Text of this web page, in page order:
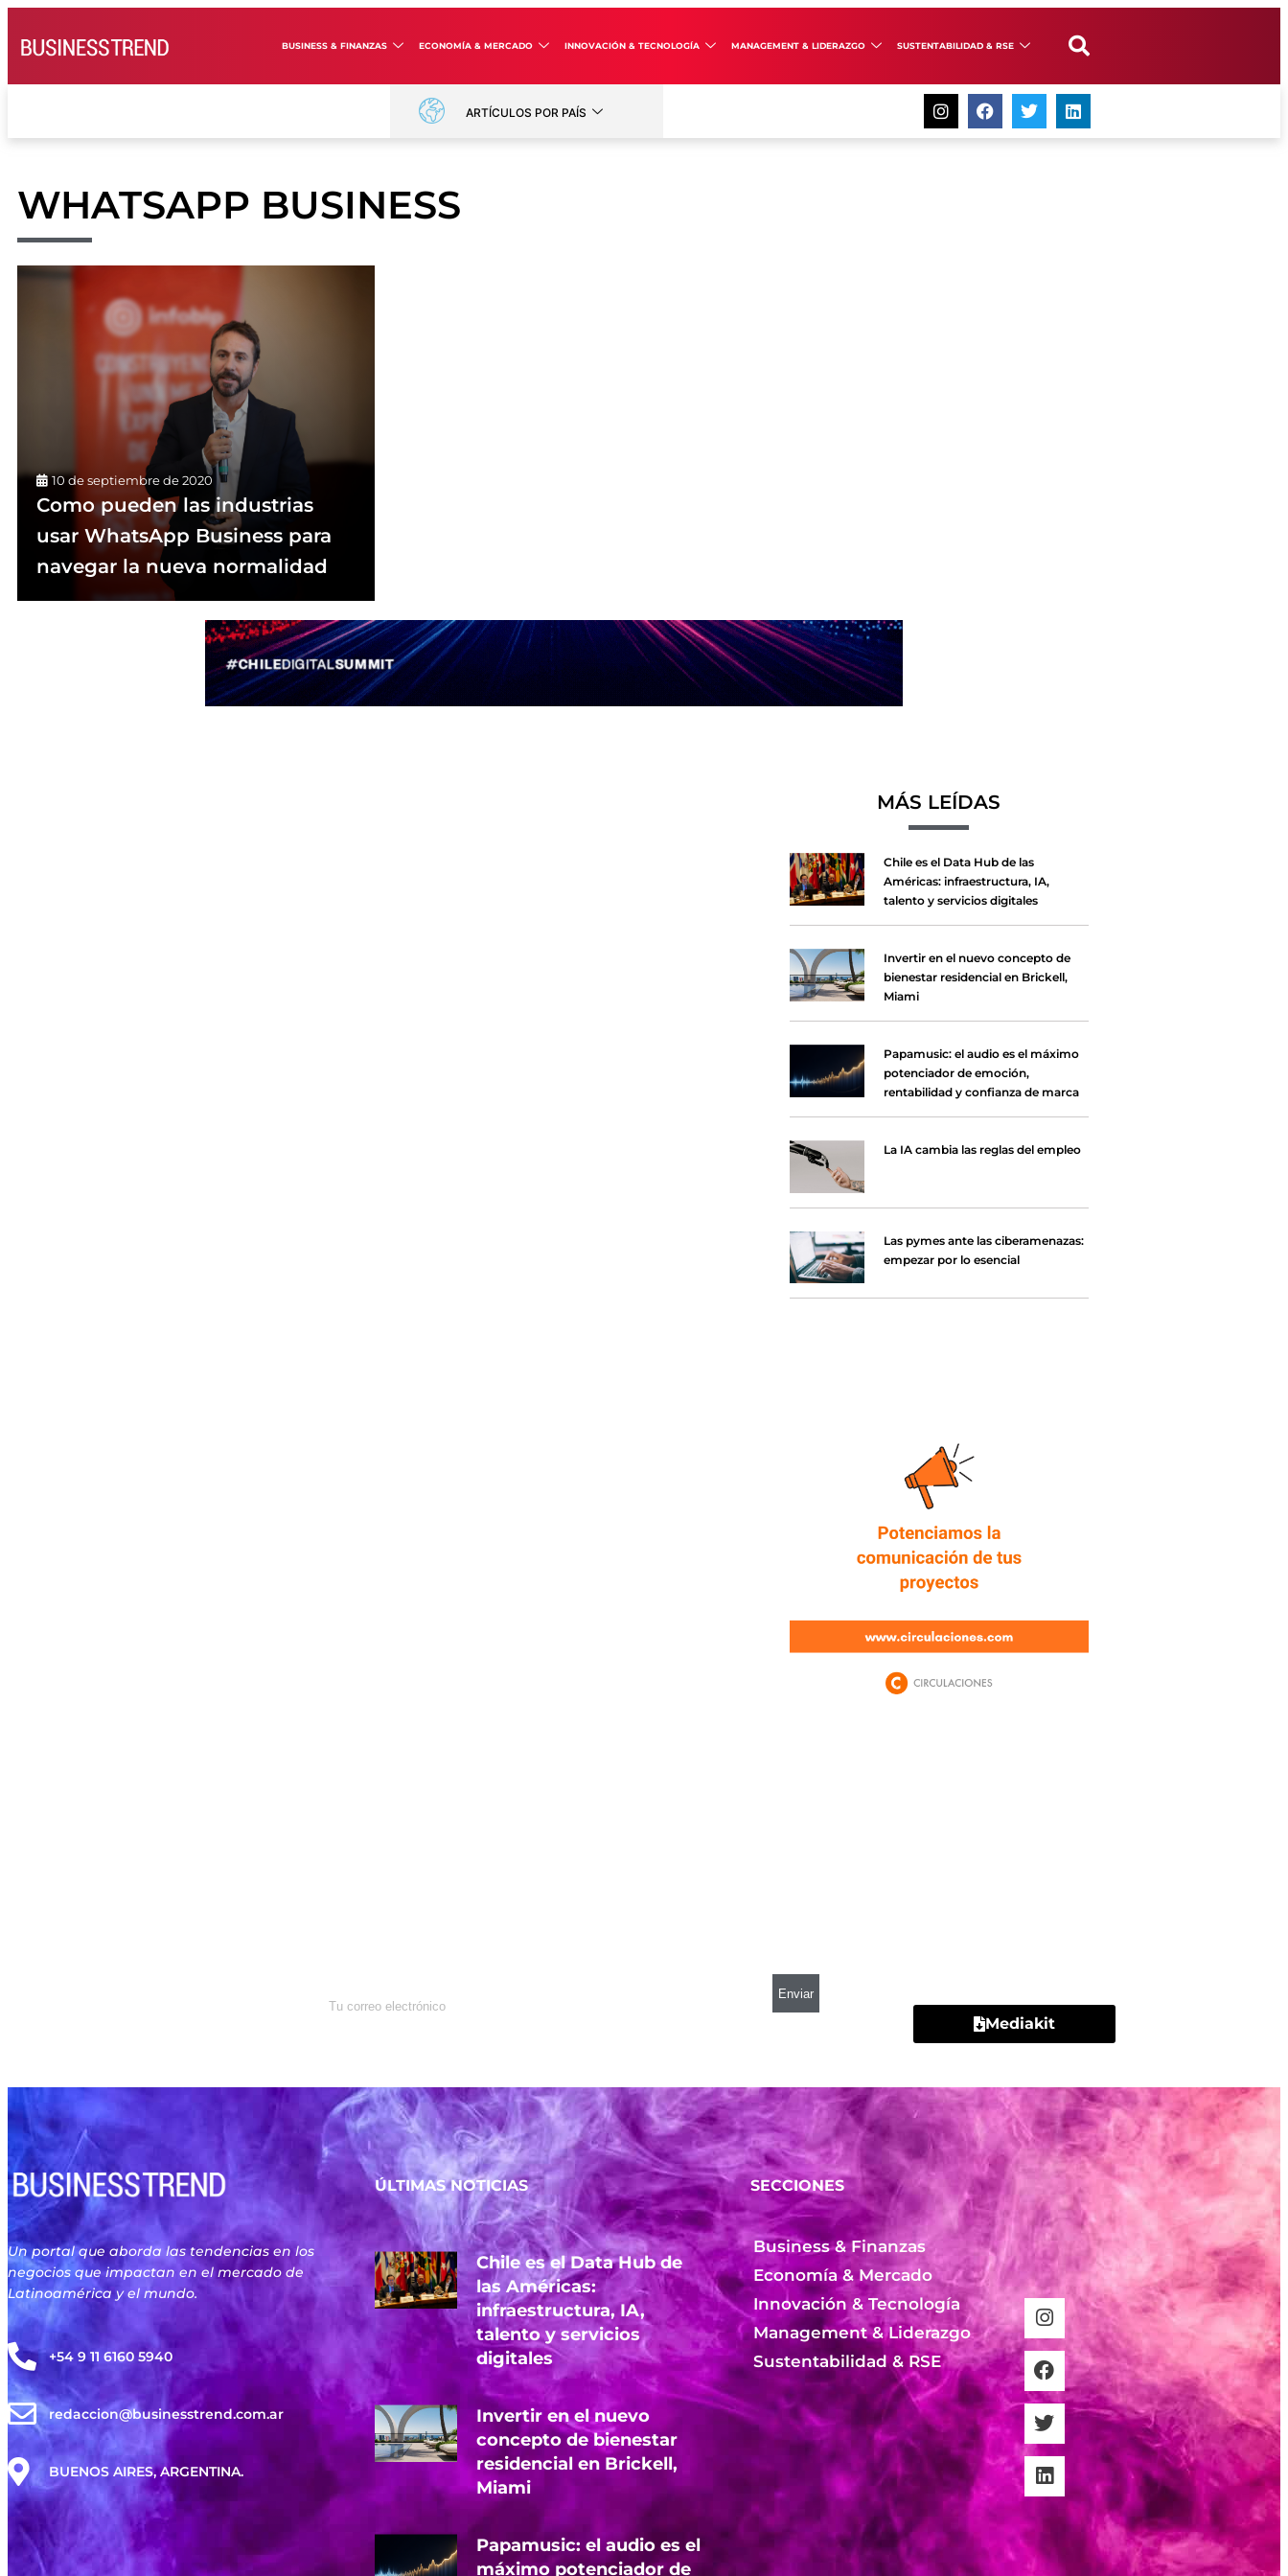
BUSINESS & FINANZAS ECONOMÍA & MERCADO INNOVACIÓN & TECNOLOGÍA MANAGEMENT & LIDERAZGO SUSTENTABILIDAD & RSE
ARTÍCULOS POR PAÍS
WHATSAPP BUSINESS
10 de septiembre de 2020
Como pueden las industrias
usar WhatsApp Business para
navegar la nueva normalidad
MÁS LEÍDAS
Chile es el Data Hub de las
Américas: infraestructura, IA,
talento y servicios digitales
Invertir en el nuevo concepto de
bienestar residencial en Brickell,
Miami
Papamusic: el audio es el máximo
potenciador de emoción,
rentabilidad y confianza de marca
La IA cambia las reglas del empleo
Las pymes ante las ciberamenazas:
empezar por lo esencial
Mediakit
Un portal que aborda las tendencias en los
negocios que impactan en el mercado de
Latinoamérica y el mundo.
+54 9 11 6160 5940
redaccion@businesstrend.com.ar
BUENOS AIRES, ARGENTINA.
ÚLTIMAS NOTICIAS
Chile es el Data Hub de
las Américas:
infraestructura, IA,
talento y servicios
digitales
Invertir en el nuevo
concepto de bienestar
residencial en Brickell,
Miami
Papamusic: el audio es el
máximo potenciador de
SECCIONES
Business & Finanzas
Economía & Mercado
Innovación & Tecnología
Management & Liderazgo
Sustentabilidad & RSE